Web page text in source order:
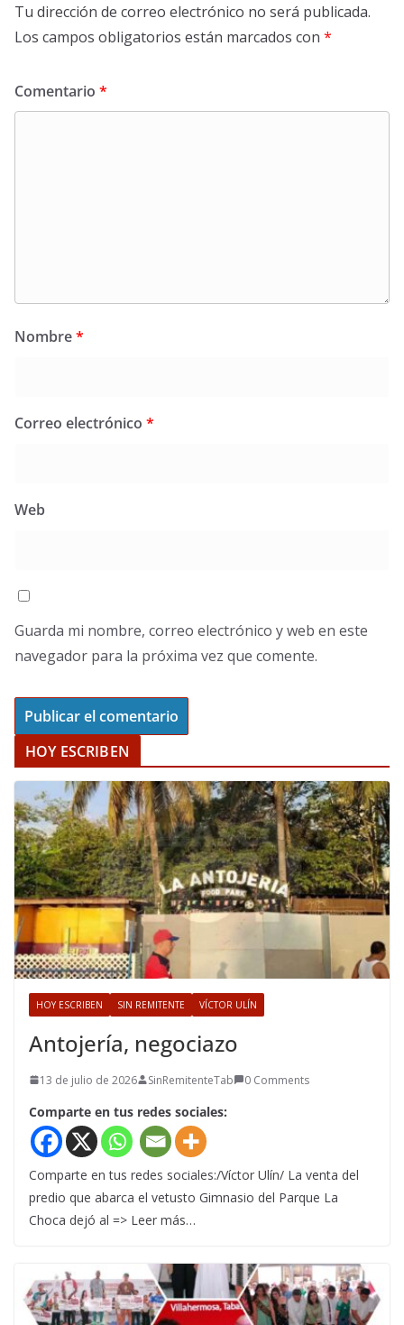
Tu dirección de correo electrónico no será publicada.
Los campos obligatorios están marcados con *
Comentario *
Nombre*
Correo electrónico *
Web
Guarda mi nombre, correo electrónico y web en este
navegador para la próxima vez que comente.
HOY ESCRIBEN
HOY ESCRIBEN SIN REMITENTE VÍCTOR ULÍN
Antojería, negociazo
13 de julio de 2026 SinRemitenteTab 0 Comments
Comparte en tus redes sociales:
Comparte en tus redes sociales:/Víctor Ulín/ La venta del
predio que abarca el vetusto Gimnasio del Parque La
Choca dejó al => Leer más…